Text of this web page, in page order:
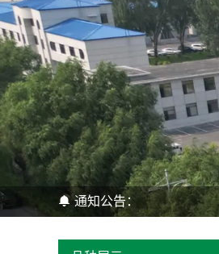
通知公告：